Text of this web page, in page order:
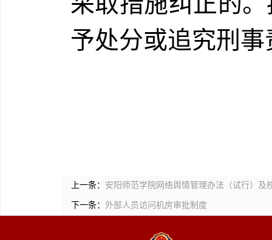
予处分或追究刑事
上一条： 安阳师范学院网络舆情管理办法（试行）及
下一条： 外部人员访问机房审批制度